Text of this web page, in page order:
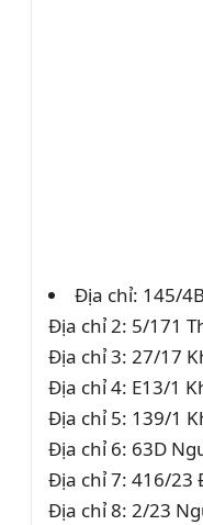
Địa chỉ: 145/
Địa chỉ 2: 5/171
Địa chỉ 3: 27/17
Địa chỉ 4: E13/1
Địa chỉ 5: 139/1
Địa chỉ 6: 63D
Địa chỉ 7: 416/23
Địa chỉ 8: 2/23